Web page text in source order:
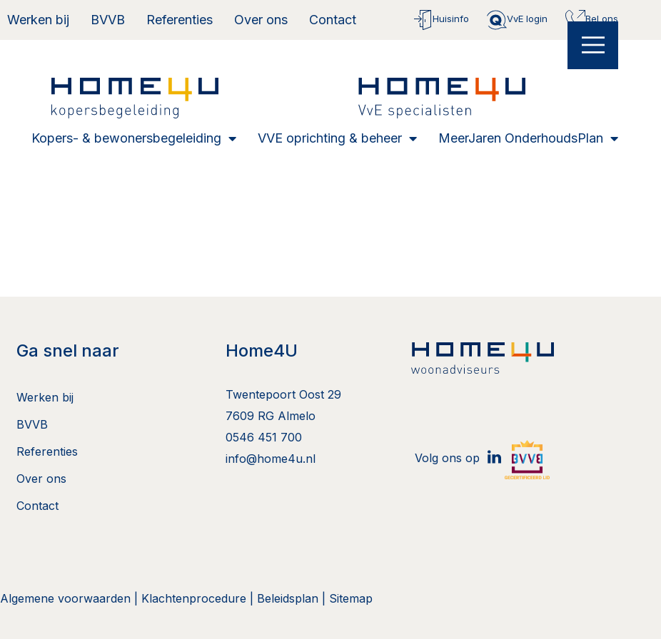
Werken bij BVVB Referenties Over ons Contact Huisinfo VvE login Bel ons
Kopers- & bewonersbegeleiding VVE oprichting & beheer MeerJaren OnderhoudsPlan
Ga snel naar
Werken bij
BVVB
Referenties
Over ons
Contact
Home4U
Twentepoort Oost 29
7609 RG Almelo
0546 451 700
info@home4u.nl
Volg ons op
Algemene voorwaarden Klachtenprocedure Beleidsplan Sitemap